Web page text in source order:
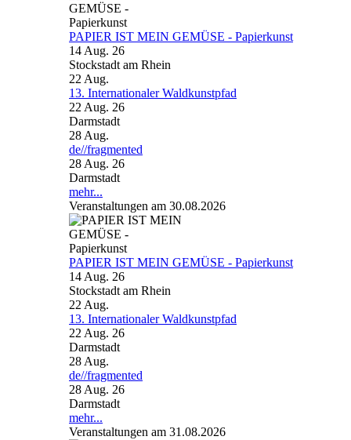
PAPIER IST MEIN GEMÜSE - Papierkunst
14 Aug. 26
Stockstadt am Rhein
22Aug.
13. Internationaler Waldkunstpfad
22 Aug. 26
Darmstadt
28Aug.
de//fragmented
28 Aug. 26
Darmstadt
mehr...
Veranstaltungen am 30.08.2026
PAPIER IST MEIN GEMÜSE - Papierkunst
14 Aug. 26
Stockstadt am Rhein
22Aug.
13. Internationaler Waldkunstpfad
22 Aug. 26
Darmstadt
28Aug.
de//fragmented
28 Aug. 26
Darmstadt
mehr...
Veranstaltungen am 31.08.2026